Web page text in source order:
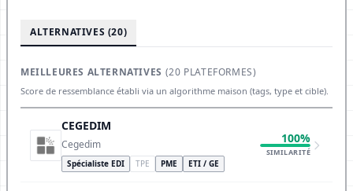
ALTERNATIVES (20)
MEILLEURES ALTERNATIVES (20 PLATEFORMES)
Score de ressemblance établi via un algorithme maison (tags, type et cible).
CEGEDIM
Cegedim
Spécialiste EDI TPE PME ETI / GE
100%
SIMILARITÉ